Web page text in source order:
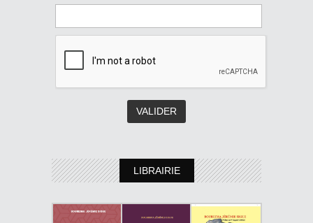
LIBRAIRIE